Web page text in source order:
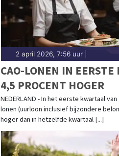
2 april 2026, 7:56 uur
CAO-LONEN IN EERSTE
4,5 PROCENT HOGER
NEDERLAND - In het eerste kwartaal
lonen (uurloon inclusief bijzondere
hoger dan in hetzelfde kwartaal [...]